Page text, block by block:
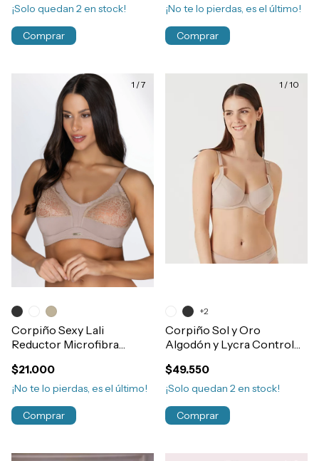
¡Solo quedan 2en stock!
Comprar
¡No te lo pierdas, es el último!
Comprar
1 /7
Corpiño Sexy Lali
Reductor Microfibra
Art.2001
$21.000
¡No te lo pierdas, es el último!
Comprar
1 /10
Corpiño Sol y Oro
Algodón y Lycra Control
Art.46133
$49.550
¡Solo quedan 2en stock!
+2
Comprar